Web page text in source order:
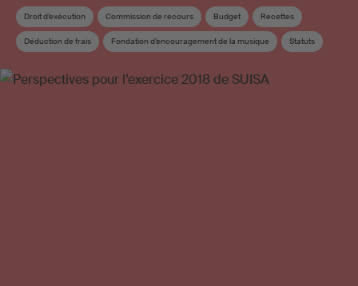
Droit d’exécution Commission de recours Budget Recettes
Déduction de frais Fondation d’encouragement de la musique Statuts